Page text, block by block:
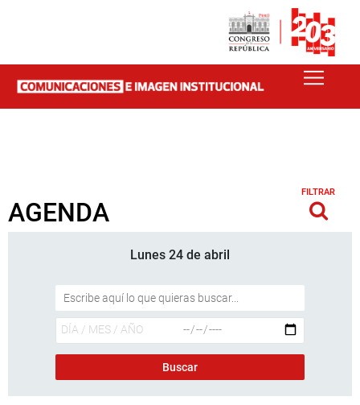
AGENDA
FILTRAR
Lunes 24 de abril